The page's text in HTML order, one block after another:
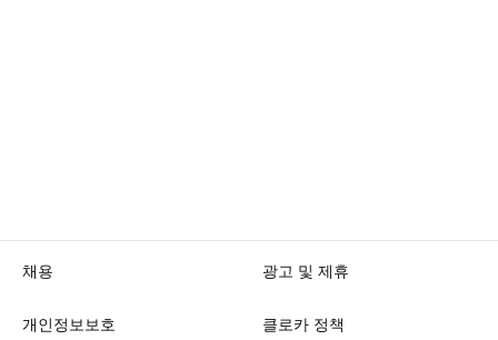
채용 광고 및 제휴
개인정보보호 클로카 정책